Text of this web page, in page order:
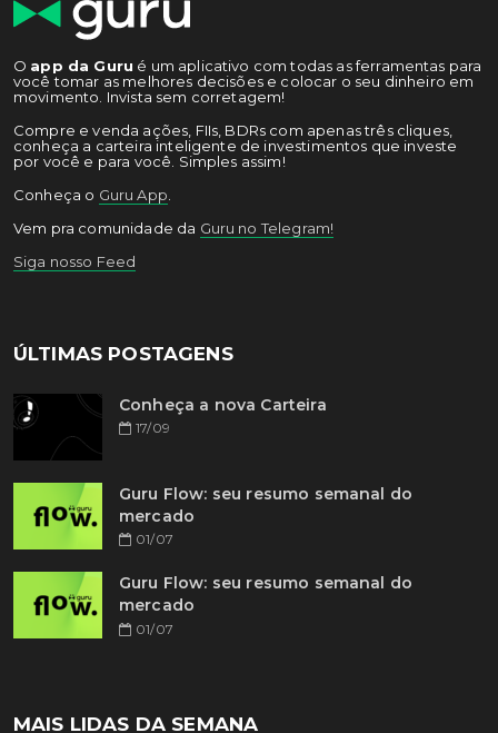
O app da Guru é um aplicativo com todas as ferramentas para
você tomar as melhores decisões e colocar o seu dinheiro em
movimento. Invista sem corretagem!
Compre e venda ações, FIIs, BDRs com apenas três cliques,
conheça a carteira inteligente de investimentos que investe
por você e para você. Simples assim!
Conheça o Guru App
Vem pra comunidade da Guru no Telegram!
Siga nosso Feed
ÚLTIMAS POSTAGENS
Conheça a nova Carteira
17/09
Guru Flow: seu resumo semanal do
mercado
01/07
Guru Flow: seu resumo semanal do
mercado
01/07
MAIS LIDAS DA SEMANA